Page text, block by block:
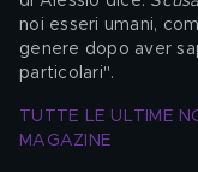
noi esseri umani,
genere dopo aver
particolari".
TUTTE LE ULTIME
MAGAZINE